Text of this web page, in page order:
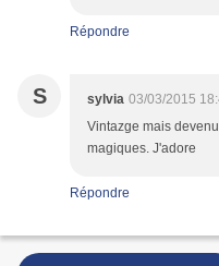
Répondre
S sylvia 03/03/2015
Vintazge mais
magiques. J'adore
Répondre